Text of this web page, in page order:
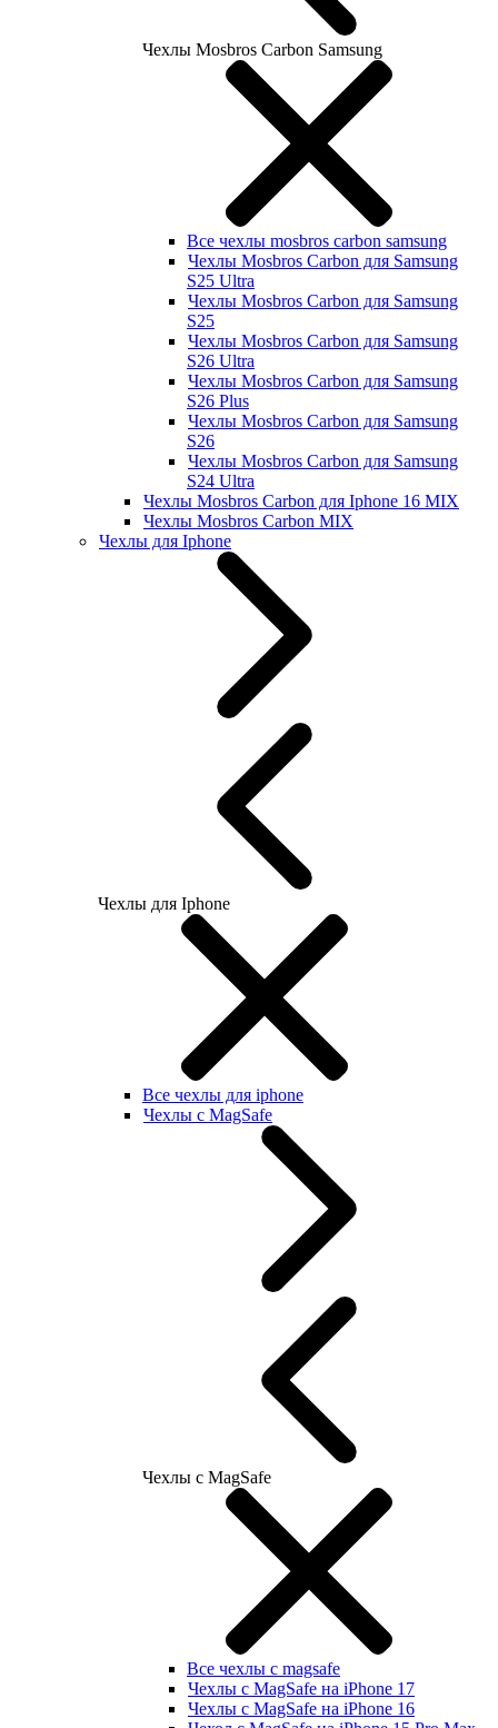
Чехлы Mosbros Carbon Samsung
Все чехлы mosbros carbon samsung
Чехлы Mosbros Carbon для Samsung
S25 Ultra
Чехлы Mosbros Carbon для Samsung
S25
Чехлы Mosbros Carbon для Samsung
S26 Ultra
Чехлы Mosbros Carbon для Samsung
S26 Plus
Чехлы Mosbros Carbon для Samsung
S26
Чехлы Mosbros Carbon для Samsung
S24 Ultra
Чехлы Mosbros Carbon для Iphone 16 MIX
Чехлы Mosbros Carbon MIX
Чехлы для Iphone
Чехлы для Iphone
Все чехлы для iphone
Чехлы с MagSafe
Чехлы с MagSafe
Все чехлы с magsafe
Чехлы с MagSafe на iPhone 17
Чехлы с MagSafe на iPhone 16